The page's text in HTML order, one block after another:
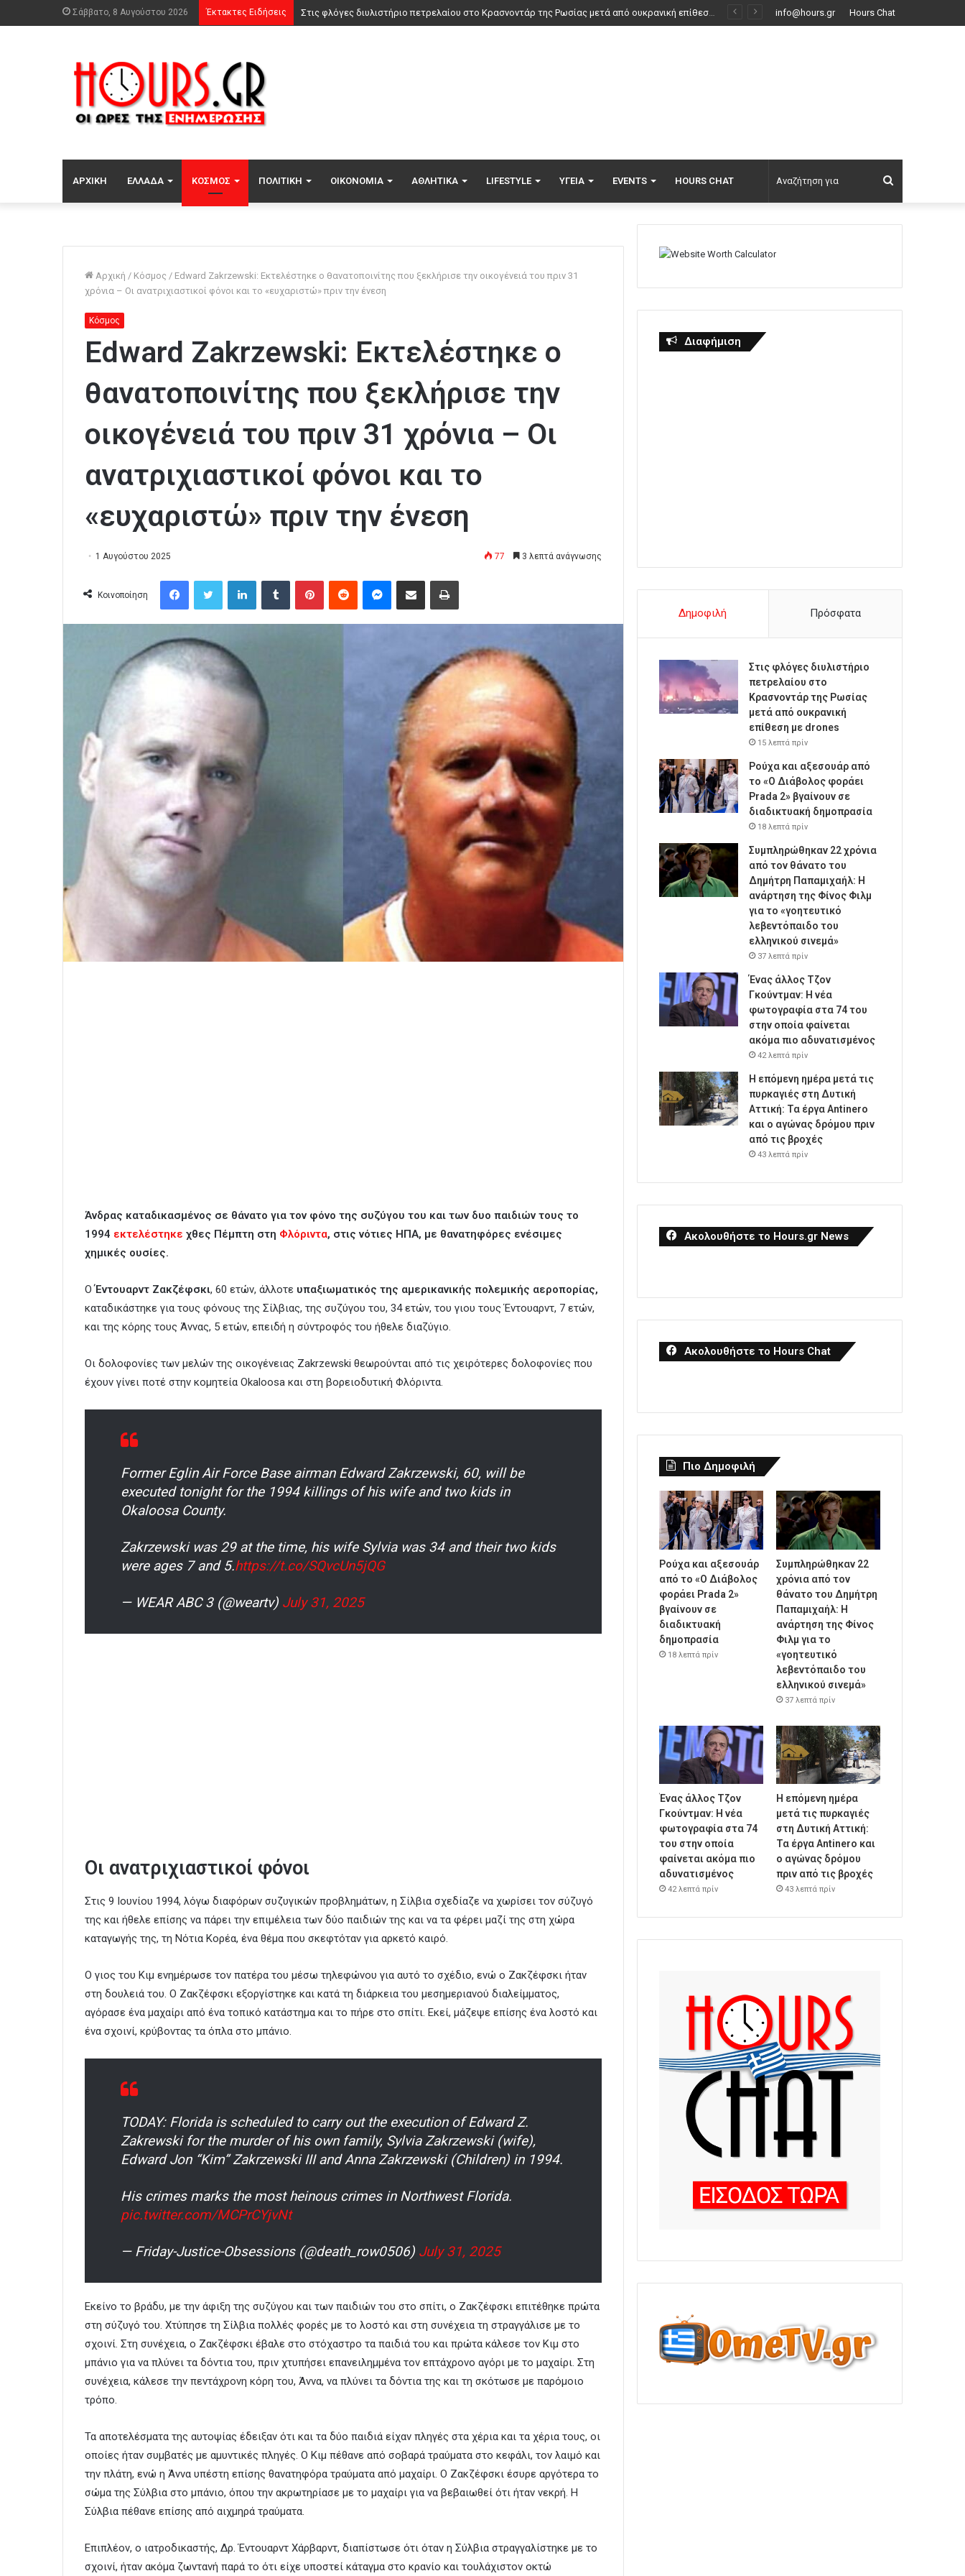
Σάββατο, 8 Αυγούστου 2026 Έκτακτες Ειδήσεις Ρούχα και αξεσουάρ από το «Ο Διάβολος φοράει Prada 2» βγαίνουν σε διαδικτυακή δημοπρασία info@hours.gr Hours Chat
ΑΡΧΙΚΉ ΕΛΛΆΔΑ ΚΌΣΜΟΣ ΠΟΛΙΤΙΚΉ ΟΙΚΟΝΟΜΊΑ ΑΘΛΗΤΙΚΆ LIFESTYLE ΥΓΕΊΑ EVENTS HOURS CHAT
για
Αρχική / Κόσμος / Edward Zakrzewski: Εκτελέστηκε ο θανατοποινίτης που ξεκλήρισε την οικογένειά του πριν 31
χρόνια – Οι ανατριχιαστικοί φόνοι και το «ευχαριστώ» πριν την ένεση
Κόσμος
Edward Zakrzewski: Εκτελέστηκε ο
θανατοποινίτης που ξεκλήρισε την
οικογένειά του πριν 31 χρόνια – Οι
ανατριχιαστικοί φόνοι και το
«ευχαριστώ» πριν την ένεση
1 Αυγούστου 2025 77 3 λεπτά ανάγνωσης
Κοινοποίηση
Άνδρας καταδικασμένος σε θάνατο για τον φόνο της συζύγου του και των δυο παιδιών τους το
1994 εκτελέστηκε χθες Πέμπτη στη Φλόριντα, στις νότιες ΗΠΑ, με θανατηφόρες ενέσιμες
χημικές ουσίες.
ΟΈντουαρντ Ζακζέφσκι, 60 ετών, άλλοτε υπαξιωματικός της αμερικανικής πολεμικής αεροπορίας,
καταδικάστηκε για τους φόνους της Σίλβιας, της συζύγου του, 34 ετών, του γιου τους Έντουαρντ, 7 ετών,
και της κόρης τους Άννας, 5 ετών, επειδή η σύντροφός του ήθελε διαζύγιο.
Οι δολοφονίες των μελών της οικογένειας Zakrzewski θεωρούνται από τις χειρότερες δολοφονίες που
έχουν γίνει ποτέ στην κομητεία Okaloosa και στη βορειοδυτική Φλόριντα.
Former Eglin Air Force Base airman Edward Zakrzewski, 60, will be
executed tonight for the 1994 killings of his wife and two kids in
Okaloosa County.
Zakrzewski was 29 at the time, his wife Sylvia was 34 and their two kids
were ages 7 and 5.https://t.co/SQvcUn5jQG
— WEAR ABC 3 (@weartv) July 31, 2025
Οι ανατριχιαστικοί φόνοι
Στις 9 Ιουνίου 1994, λόγω διαφόρων συζυγικών προβλημάτων, η Σίλβια σχεδίαζε να χωρίσει τον σύζυγό
της και ήθελε επίσης να πάρει την επιμέλεια των δύο παιδιών της και να τα φέρει μαζί της στη χώρα
καταγωγής της, τη Νότια Κορέα, ένα θέμα που σκεφτόταν για αρκετό καιρό.
Ο γιος του Κιμ ενημέρωσε τον πατέρα του μέσω τηλεφώνου για αυτό το σχέδιο, ενώ ο Ζακζέφσκι ήταν
στη δουλειά του. Ο Ζακζέφσκι εξοργίστηκε και κατά τη διάρκεια του μεσημεριανού διαλείμματος,
αγόρασε ένα μαχαίρι από ένα τοπικό κατάστημα και το πήρε στο σπίτι. Εκεί, μάζεψε επίσης ένα λοστό και
ένα σχοινί, κρύβοντας τα όπλα στο μπάνιο.
TODAY: Florida is scheduled to carry out the execution of Edward Z.
Zakrewski for the murder of his own family, Sylvia Zakrzewski (wife),
Edward Jon “Kim” Zakrzewski III and Anna Zakrzewski (Children) in 1994.
His crimes marks the most heinous crimes in Northwest Florida.
pic.twitter.com/MCPrCYjvNt
— Friday-Justice-Obsessions (@death_row0506) July 31, 2025
Εκείνο το βράδυ, με την άφιξη της συζύγου και των παιδιών του στο σπίτι, ο Ζακζέφσκι επιτέθηκε πρώτα
στη σύζυγό του. Χτύπησε τη Σίλβια πολλές φορές με το λοστό και στη συνέχεια τη στραγγάλισε με το
σχοινί. Στη συνέχεια, ο Ζακζέφσκι έβαλε στο στόχαστρο τα παιδιά του και πρώτα κάλεσε τον Κιμ στο
μπάνιο για να πλύνει τα δόντια του, πριν χτυπήσει επανειλημμένα τον επτάχρονο αγόρι με το μαχαίρι. Στη
συνέχεια, κάλεσε την πεντάχρονη κόρη του, Άννα, να πλύνει τα δόντια της και τη σκότωσε με παρόμοιο
τρόπο.
Τα αποτελέσματα της αυτοψίας έδειξαν ότι και τα δύο παιδιά είχαν πληγές στα χέρια και τα χέρια τους, οι
οποίες ήταν συμβατές με αμυντικές πληγές. Ο Κιμ πέθανε από σοβαρά τραύματα στο κεφάλι, τον λαιμό και
την πλάτη, ενώ η Άννα υπέστη επίσης θανατηφόρα τραύματα από μαχαίρι. Ο Ζακζέφσκι έσυρε αργότερα το
σώμα της Σύλβια στο μπάνιο, όπου την ακρωτηρίασε με το μαχαίρι για να βεβαιωθεί ότι ήταν νεκρή. Η
Σύλβια πέθανε επίσης από αιχμηρά τραύματα.
Επιπλέον, ο ιατροδικαστής, Δρ. Έντουαρντ Χάρβαρντ, διαπίστωσε ότι όταν η Σύλβια στραγγαλίστηκε με το
σχοινί, ήταν ακόμα ζωντανή παρά το ότι είχε υποστεί κάταγμα στο κρανίο και τουλάχιστον οκτώ
Διαφήμιση
Δημοφιλή Πρόσφατα
Στις φλόγες διυλιστήριο
πετρελαίου στο
Κρασνοντάρ της Ρωσίας
μετά από ουκρανική
επίθεση με drones
15 λεπτά πρίν
Ρούχα και αξεσουάρ από
το «Ο Διάβολος φοράει
Prada 2» βγαίνουν σε
διαδικτυακή δημοπρασία
18 λεπτά πρίν
Συμπληρώθηκαν 22 χρόνια
από τον θάνατο του
Δημήτρη Παπαμιχαήλ: Η
ανάρτηση της Φίνος Φιλμ
για το «γοητευτικό
λεβεντόπαιδο του
ελληνικού σινεμά»
37 λεπτά πρίν
Ένας άλλος Τζον
Γκούντμαν: H νέα
φωτογραφία στα 74 του
στην οποία φαίνεται
ακόμα πιο αδυνατισμένος
42 λεπτά πρίν
Η επόμενη ημέρα μετά τις
πυρκαγιές στη Δυτική
Αττική: Τα έργα Antinero
και ο αγώνας δρόμου πριν
από τις βροχές
43 λεπτά πρίν
Ακολουθήστε το Hours.gr News
Ακολουθήστε το Hours Chat
Πιο Δημοφιλή
Ρούχα και αξεσουάρ
από το «Ο Διάβολος
φοράει Prada 2»
βγαίνουν σε
διαδικτυακή
δημοπρασία
18 λεπτά πρίν
Συμπληρώθηκαν 22
χρόνια από τον
θάνατο του Δημήτρη
Παπαμιχαήλ: Η
ανάρτηση της Φίνος
Φιλμ για το
«γοητευτικό
λεβεντόπαιδο του
ελληνικού σινεμά»
37 λεπτά πρίν
Ένας άλλος Τζον
Γκούντμαν: H νέα
φωτογραφία στα 74
του στην οποία
φαίνεται ακόμα πιο
αδυνατισμένος
42 λεπτά πρίν
Η επόμενη ημέρα
μετά τις πυρκαγιές
στη Δυτική Αττική:
Τα έργα Antinero και
ο αγώνας δρόμου
πριν από τις βροχές
43 λεπτά πρίν